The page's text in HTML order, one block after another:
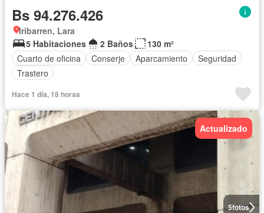
Bs 94.276.426
Iribarren, Lara
5 Habitaciones
2 Baños
130 m²
Cuarto de oficina
Conserje Aparcamiento
Seguridad
Trastero
Hace 1 día, 18 horas
5fotos
Actualizado